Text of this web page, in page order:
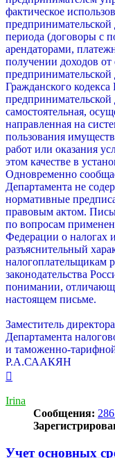
фактическое
предпринимательской
периода (договоры с
арендаторами,
получении доходов от
предпринимательской
Гражданского
предпринимательской
самостоятельная,
направленная на
пользования
работ или оказания
этом качестве в
Одновременно
Департамента не
нормативные
правовым актом.
по вопросам
Федерации о налогах
разъяснительный
налогоплательщикам
законодательства
понимании,
настоящем письме.
Заместитель директора
Департамента
и таможенно-
Р.А.СААКЯН
началу
Irina
Сообщения:
Учет основных